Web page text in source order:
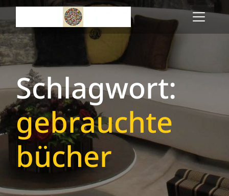
Skip
to
content
Schlagwort:
gebrauchte
bücher